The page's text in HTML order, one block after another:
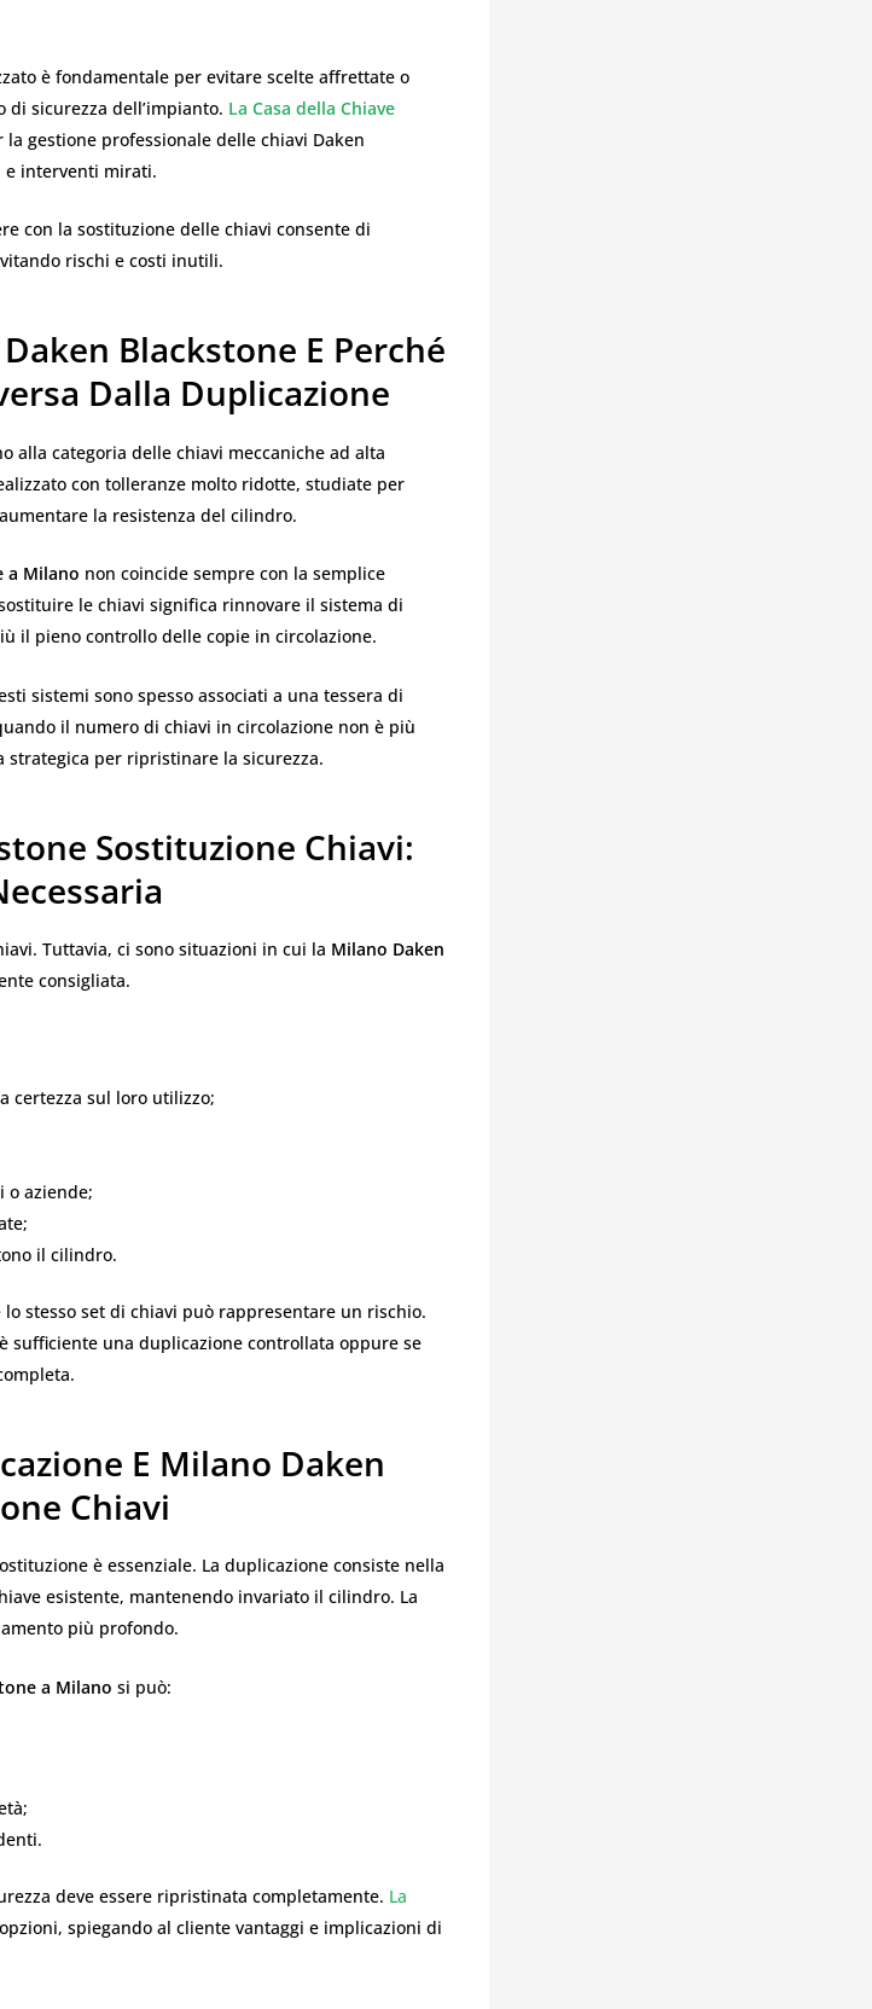
è fondamentale per evitare scelte affrettate o
sicurezza dell’impianto. La Casa della Chiave
gestione professionale delle chiavi Daken
e interventi mirati.
con la sostituzione delle chiavi consente di
rischi e costi inutili.
Blackstone E Perché
Dalla Duplicazione
alla categoria delle chiavi meccaniche ad alta
con tolleranze molto ridotte, studiate per
la resistenza del cilindro.
a Milano non coincide sempre con la semplice
le chiavi significa rinnovare il sistema di
il pieno controllo delle copie in circolazione.
sistemi sono spesso associati a una tessera di
il numero di chiavi in circolazione non è più
per ripristinare la sicurezza.
Sostituzione Chiavi:
Tuttavia, ci sono situazioni in cui la Milano Daken
consigliata.
certezza sul loro utilizzo;
o aziende;
il cilindro.
stesso set di chiavi può rappresentare un rischio.
sufficiente una duplicazione controllata oppure se
E Milano Daken
Chiavi
è essenziale. La duplicazione consiste nella
esistente, mantenendo invariato il cilindro. La
più profondo.
a Milano si può:
deve essere ripristinata completamente. La
spiegando al cliente vantaggi e implicazioni di